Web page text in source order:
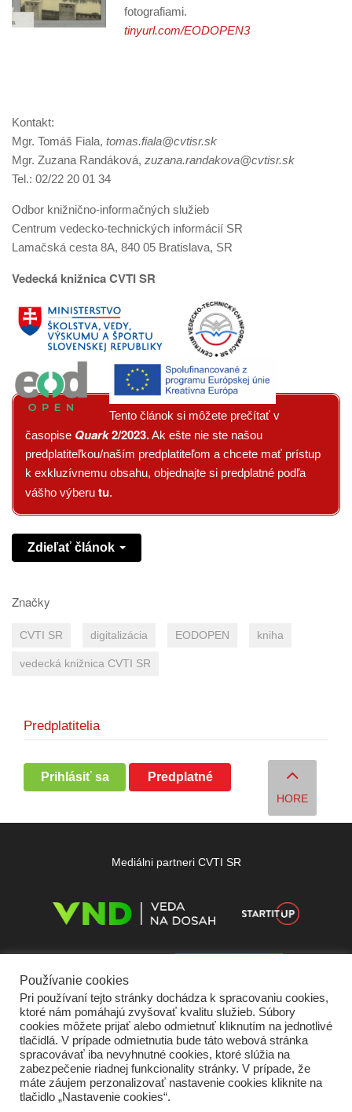
fotografiami.
tinyurl.com/EODOPEN3
Kontakt:
Mgr. Tomáš Fiala, tomas.fiala@cvtisr.sk
Mgr. Zuzana Randáková, zuzana.randakova@cvtisr.sk
Tel.: 02/22 20 01 34
Odbor knižnično-informačných služieb
Centrum vedecko-technických informácií SR
Lamačská cesta 8A, 840 05 Bratislava, SR
Vedecká knižnica CVTI SR
Tento článok si môžete prečítať v
časopise Quark2/2023.Ak ešte nie ste našou
predplatiteľkou/naším predplatiteľom a chcete mať prístup
k exkluzívnemu obsahu, objednajte si predplatné podľa
vášho výberu tu.
Zdieľať článok
Značky
CVTI SR digitalizácia EODOPEN kniha
vedecká knižnica CVTI SR
Predplatitelia
Prihlásiť sa Predplatné
HORE
Mediálni partneri CVTI SR
Domov O nás Kontakt Vydavateľ
Používanie cookies
Pri používaní tejto stránky dochádza k spracovaniu cookies,
ktoré nám pomáhajú zvyšovať kvalitu služieb. Súbory
cookies môžete prijať alebo odmietnuť kliknutím na jednotlivé
tlačidlá. V prípade odmietnutia bude táto webová stránka
spracovávať iba nevyhnutné cookies, ktoré slúžia na
zabezpečenie riadnej funkcionality stránky. V prípade, že
máte záujem perzonalizovať nastavenie cookies kliknite na
tlačidlo „Nastavenie cookies“.